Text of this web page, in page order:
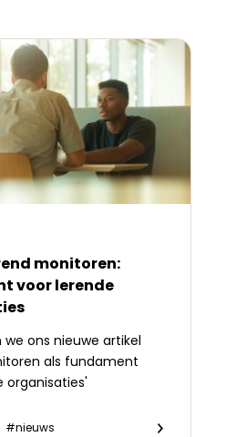
monitoren:
voor lerende
we ons nieuwe artikel
als fundament
organisaties'
#nieuws